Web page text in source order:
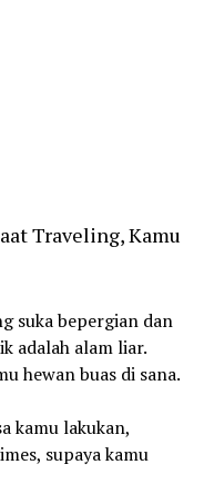
Traveling, Kamu
suka bepergian dan
adalah alam liar.
hewan buas di sana.
kamu lakukan,
supaya kamu